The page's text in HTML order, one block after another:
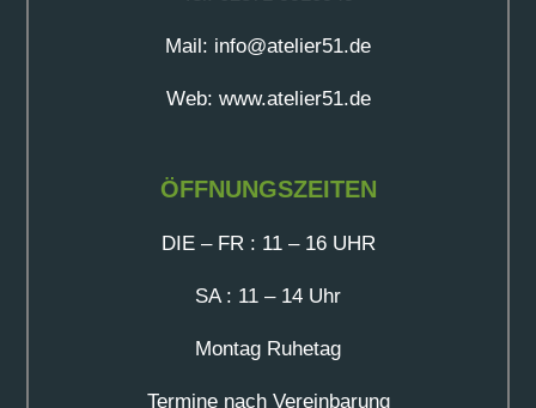
Mail: info@atelier51.de
Web: www.atelier51.de
ÖFFNUNGSZEITEN
DIE – FR : 11 – 16 UHR
SA : 11 – 14 Uhr
Montag Ruhetag
Termine nach Vereinbarung